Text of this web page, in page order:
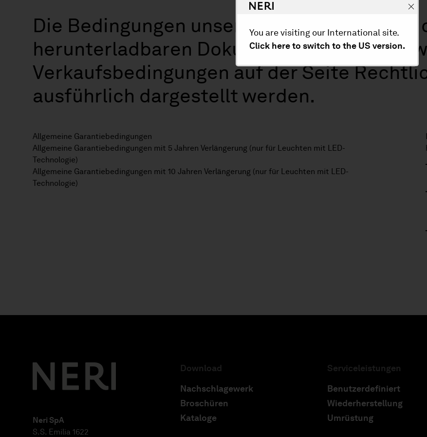
Die Bedingungen unserer Garantien sind in
herunterladbaren Dokumenten enthalten,
Verkaufsbedingungen auf der Seite
ausführlich dargestellt werden.
Allgemeine Garantiebedingungen
Allgemeine Garantiebedingungen mit 5 Jahren Verlängerung (nur für Leuchten mit LED-
Technologie)
Allgemeine Garantiebedingungen mit 10 Jahren Verlängerung (nur für Leuchten mit LED-
Technologie)
Neri SpA
S.S. Emilia 1622
Download
Nachschlagewerk
Broschüren
Kataloge
Serviceleistungen
Benutzerdefiniert
Wiederherstellung
Umrüstung
You are visiting our International site.
Click here to switch to the US version.